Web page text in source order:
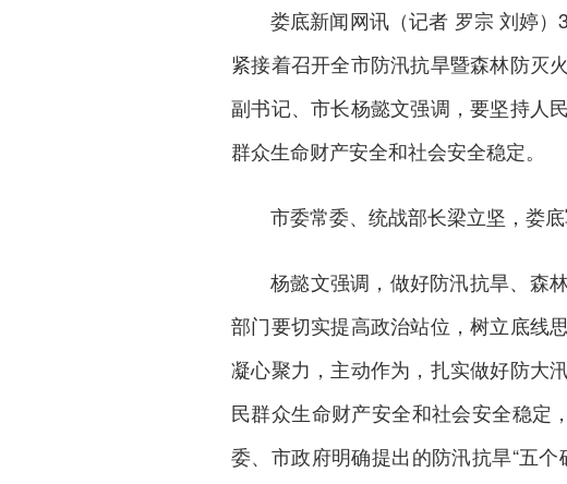
娄底新闻网讯（记者 罗宗 刘婷
紧接着召开全市防汛抗旱暨森林防灭
副书记、市长杨懿文强调，要坚持人
群众生命财产安全和社会安全稳定。
市委常委、统战部长梁立坚，娄
杨懿文强调，做好防汛抗旱、森
部门要切实提高政治站位，树立底线
凝心聚力，主动作为，扎实做好防大
民群众生命财产安全和社会安全稳定
委、市政府明确提出的防汛抗旱“五